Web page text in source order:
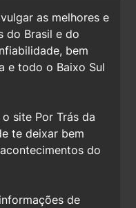
as melhores e
do Brasil e do
bem
e todo o Baixo Sul
site Por Trás da
te deixar bem
do
de